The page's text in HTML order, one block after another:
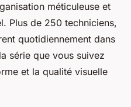
méticuleuse et
Plus de 250 techniciens,
quotidiennement dans
série que vous suivez
et la qualité visuelle